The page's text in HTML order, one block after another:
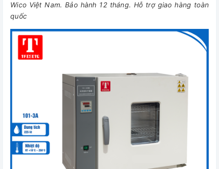
Wico Việt Nam. Bảo hành 12 tháng. Hỗ trợ giao hàng toàn
quốc